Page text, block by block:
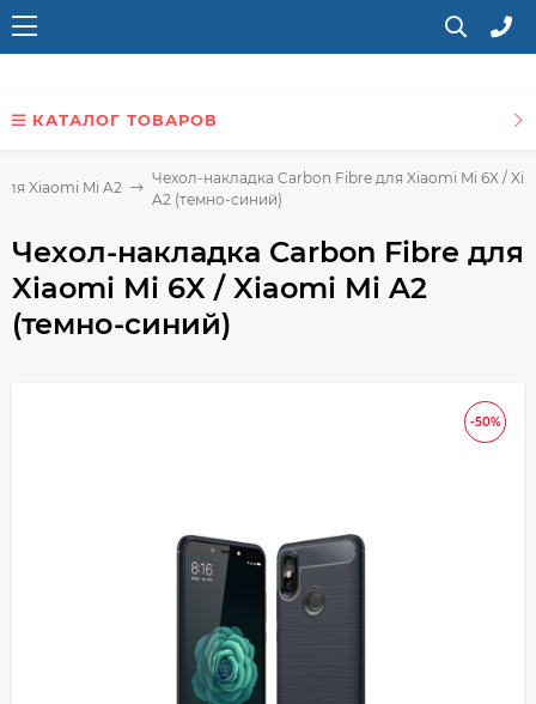
КАТАЛОГ ТОВАРОВ
Xiaomi Mi A2
Чехол-накладка Carbon Fibre для Xiaomi Mi 6X /
A2 (темно-синий)
Чехол-накладка Carbon Fibre для
Xiaomi Mi 6X / Xiaomi Mi A2
(темно-синий)
-50%